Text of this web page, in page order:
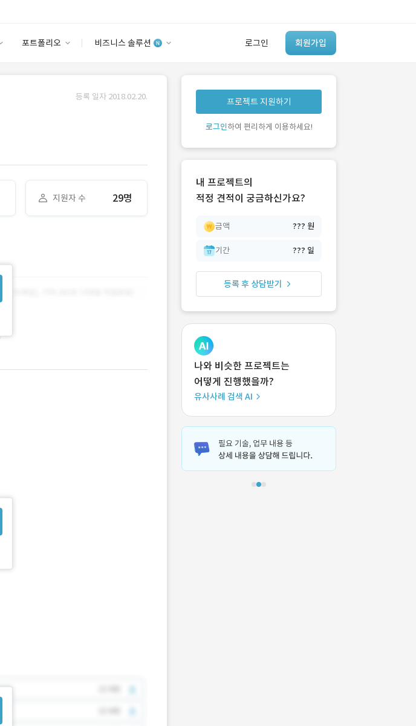
포트폴리오 비즈니스 솔루션 로그인 회원가입
안심 코드 케어
유사사례 검색 AI
‘이런 거’ 만들어본
개발 회사 있어?
등록 일자 2018.02.20.
지원자 수 29명
프로젝트 지원하기
로그인하여 편리하게 이용하세요!
내 프로젝트의
적정 견적이 궁금하신가요?
금액 ??? 원
기간 ??? 일
등록 후 상담받기
나와 비슷한 프로젝트는
어떻게 진행했을까?
유사사례 검색 AI